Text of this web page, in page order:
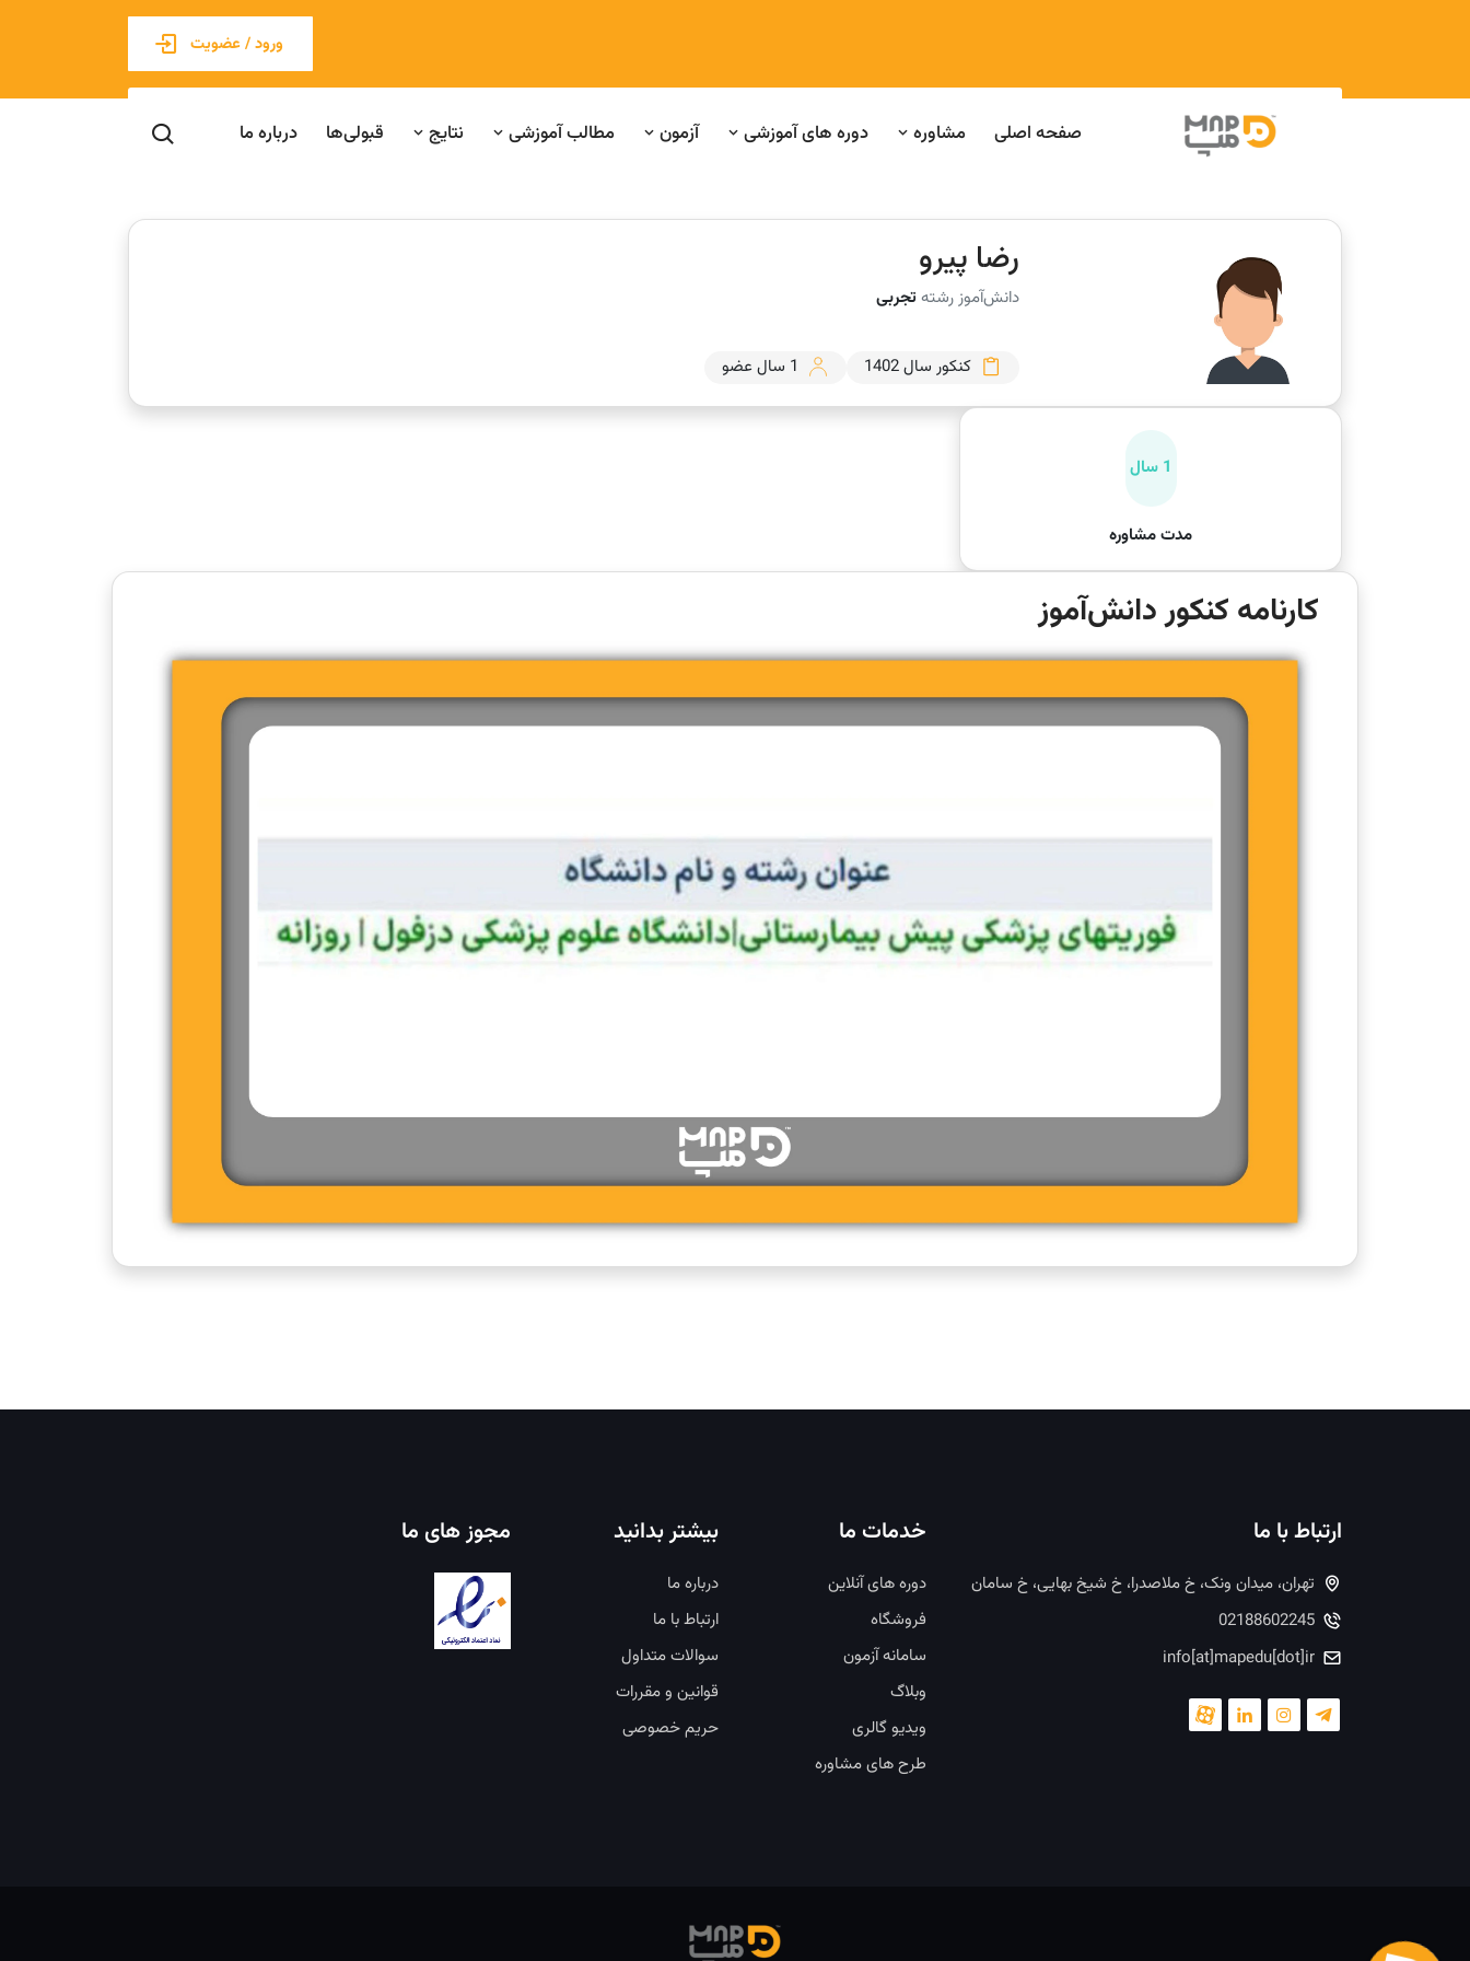
ورود / عضویت
صفحه اصلی مشاوره دوره های آموزشی آزمون مطالب آموزشی نتایج قبولی‌ها درباره ما
رضا پیرو
دانش‌آموز رشتهتجربی
کنکور سال 1402 1 سال عضو
1 سال
مدت مشاوره
کارنامه کنکور دانش‌آموز
ارتباط با ما
تهران، میدان ونک، خ ملاصدرا، خ شیخ بهایی، خ سامان
02188602245
info[at]mapedu[dot]ir
خدمات ما
دوره های آنلاین
فروشگاه
سامانه آزمون
وبلاگ
ویدیو گالری
طرح های مشاوره
بیشتر بدانید
درباره ما
ارتباط با ما
سوالات متداول
قوانین و مقررات
حریم خصوصی
مجوز های ما